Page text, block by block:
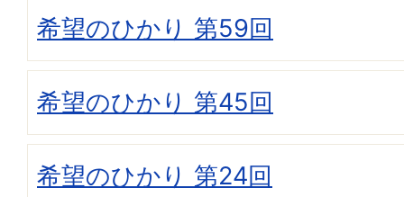
希望のひかり 第59回
希望のひかり 第45回
希望のひかり 第24回